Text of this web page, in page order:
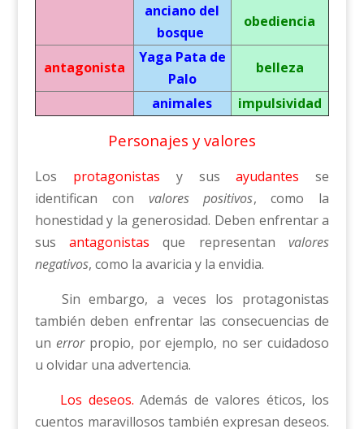
anciano del
bosque
obediencia
antagonista
Yaga Pata de
Palo
belleza
animales
impulsividad
Personajes y valores
Los protagonistas y susayudantes se
identifican con valores positivos, como la
honestidad y la generosidad. Deben enfrentar a
susantagonistas que representanvalores
negativos, como la avaricia y la envidia.
Sin embargo, a veces los protagonistas
también deben enfrentar las consecuencias de
un errorpropio, por ejemplo, no ser cuidadoso
u olvidar una advertencia.
Los deseos. Además de valores éticos, los
cuentos maravillosos también expresan deseos.